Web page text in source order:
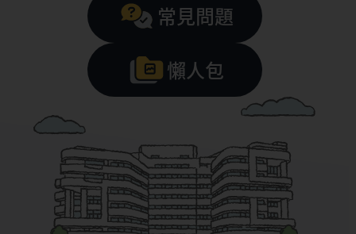
常見問題
懶人包